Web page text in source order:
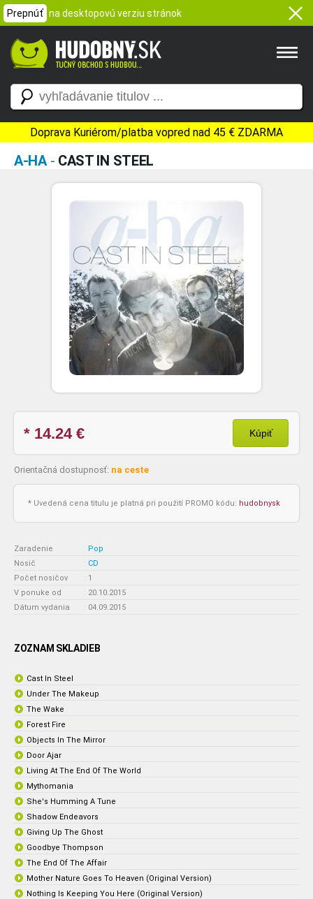
Prepnúť na desktopovú verziu stránok
Doprava Kuriérom/platba vopred nad 45 € ZDARMA
A-HA- CAST IN STEEL
* 14.24€ Kúpiť
Orientačná dostupnosť: na ceste
* Uvedená cena titulu je platná pri použití PROMO kódu: hudobnysk
Zaradenie : Pop
Nosič
: CD
Počet nosičov
: 1
V ponuke od
: 20.10.2015
Dátum vydania
: 04.09.2015
ZOZNAM SKLADIEB
Cast In Steel
Under The Makeup
The Wake
Forest Fire
Objects In The Mirror
Door Ajar
Living At The End Of The World
Mythomania
She's Humming A Tune
Shadow Endeavors
Giving Up The Ghost
Goodbye Thompson
The End Of The Affair
Mother Nature Goes To Heaven (Original Version)
Nothing Is Keeping You Here (Original Version)